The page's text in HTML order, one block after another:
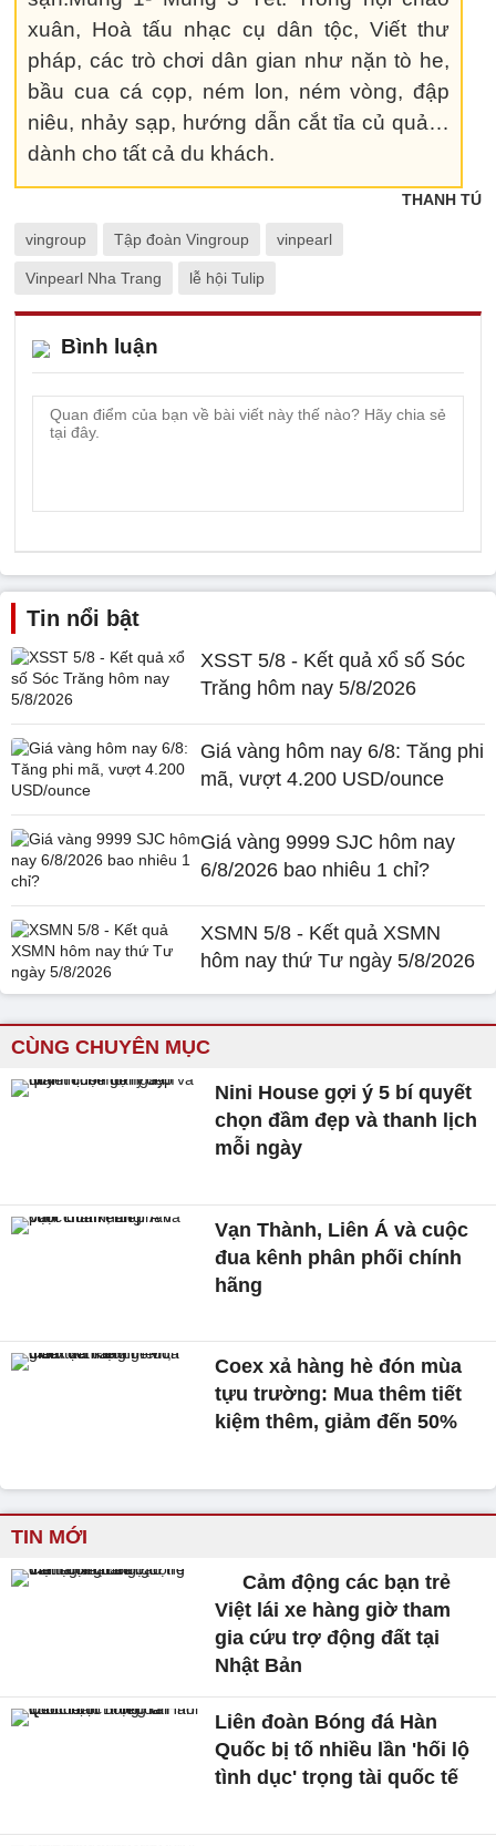
xuân, Hoà tấu nhạc cụ dân tộc, Viết thư
pháp, các trò chơi dân gian như nặn tò he,
bầu cua cá cọp, ném lon, ném vòng, đập
niêu, nhảy sạp, hướng dẫn cắt tỉa củ quả…
dành cho tất cả du khách.
THANH TÚ
vingroup Tập đoàn Vingroup vinpearl
Vinpearl Nha Trang lễ hội Tulip
Bình luận
Tin nổi bật
XSST 5/8 - Kết quả xổ số Sóc
Trăng hôm nay 5/8/2026
Giá vàng hôm nay 6/8: Tăng phi
mã, vượt 4.200 USD/ounce
Giá vàng 9999 SJC hôm nay
6/8/2026 bao nhiêu 1 chỉ?
XSMN 5/8 - Kết quả XSMN
hôm nay thứ Tư ngày 5/8/2026
CÙNG CHUYÊN MỤC
Nini House gợi ý 5 bí quyết
chọn đầm đẹp và thanh lịch
mỗi ngày
Vạn Thành, Liên Á và cuộc
đua kênh phân phối chính
hãng
Coex xả hàng hè đón mùa
tựu trường: Mua thêm tiết
kiệm thêm, giảm đến 50%
TIN MỚI
Cảm động các bạn trẻ
Việt lái xe hàng giờ tham
gia cứu trợ động đất tại
Nhật Bản
Liên đoàn Bóng đá Hàn
Quốc bị tố nhiều lần 'hối lộ
tình dục' trọng tài quốc tế